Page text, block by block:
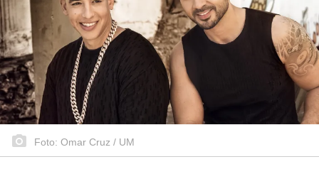
Foto: Omar Cruz / UM